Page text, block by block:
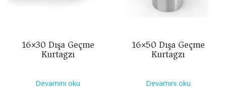
16×30 Dışa Geçme
Kurtagzı
Devamını oku
16×50 Dışa Geçme
Kurtagzı
Devamını oku